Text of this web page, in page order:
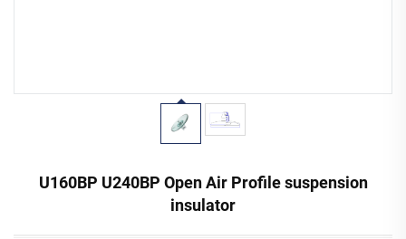
U160BP U240BP Open Air Profile suspension
insulator